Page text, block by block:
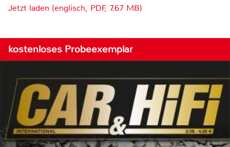
Jetzt laden (englisch, PDF, 7.67 MB)
kostenloses Probeexemplar